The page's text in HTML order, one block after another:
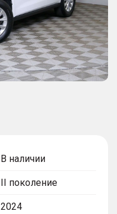
В наличии
II поколение
2024